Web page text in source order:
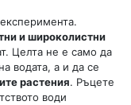
и широколистни
Целта не е само да
водата, а и да се
растения. Ръцете
води